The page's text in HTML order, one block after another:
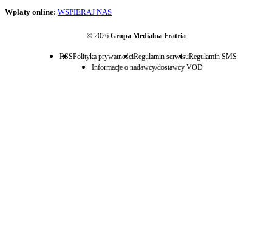
Wpłaty online: WSPIERAJ NAS
© 2026 Grupa Medialna Fratria
RSSPolityka prywatnościRegulamin serwisuRegulamin SMS
Informacje o nadawcy/dostawcy VOD